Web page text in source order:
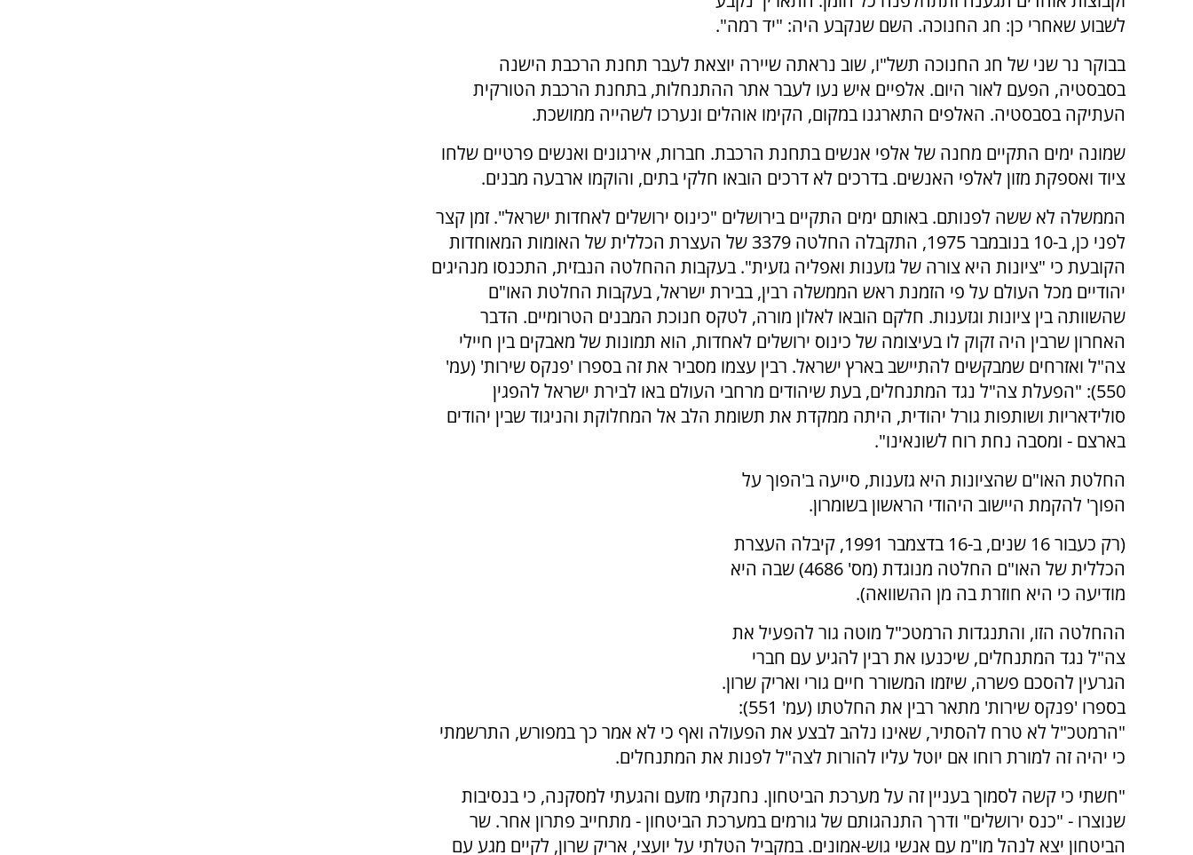
לשבוע שאחרי כן: חג החנוכה. השם שנקבע היה: "יד רמה".
בבוקר נר שני של חג החנוכה תשל"ו, שוב נראתה שיירה יוצאת לעבר תחנת הרכבת הישנה
בסבסטיה, הפעם לאור היום. אלפיים איש נעו לעבר אתר ההתנחלות, בתחנת הרכבת הטורקית
העתיקה בסבסטיה. האלפים התארגנו במקום, הקימו אוהלים ונערכו לשהייה ממושכת.
שמונה ימים התקיים מחנה של אלפי אנשים בתחנת הרכבת. חברות, אירגונים ואנשים פרטיים שלחו
ציוד ואספקת מזון לאלפי האנשים. בדרכים לא דרכים הובאו חלקי בתים, והוקמו ארבעה מבנים.
הממשלה לא ששה לפנותם. באותם ימים התקיים בירושלים "כינוס ירושלים לאחדות ישראל". זמן קצר
לפני כן, ב-10 בנובמבר 1975, התקבלה החלטה 3379 של העצרת הכללית של האומות המאוחדות
הקובעת כי "ציונות היא צורה של גזענות ואפליה גזעית". בעקבות ההחלטה הנבזית, התכנסו מנהיגים
יהודיים מכל העולם על פי הזמנת ראש הממשלה רבין, בבירת ישראל, בעקבות החלטת האו"ם
שהשוותה בין ציונות וגזענות. חלקם הובאו לאלון מורה, לטקס חנוכת המבנים הטרומיים. הדבר
האחרון שרבין היה זקוק לו בעיצומה של כינוס ירושלים לאחדות, הוא תמונות של מאבקים בין חיילי
צה"ל ואזרחים שמבקשים להתיישב בארץ ישראל. רבין עצמו מסביר את זה בספרו 'פנקס שירות' (עמ'
550): "הפעלת צה"ל נגד המתנחלים, בעת שיהודים מרחבי העולם באו לבירת ישראל להפגין
סולידאריות ושותפות גורל יהודית, היתה ממקדת את תשומת הלב אל המחלוקת והניגוד שבין יהודים
בארצם - ומסבה נחת רוח לשונאינו".
החלטת האו"ם שהציונות היא גזענות, סייעה ב'הפוך על
הפוך' להקמת היישוב היהודי הראשון בשומרון.
(רק כעבור 16 שנים, ב-16 בדצמבר 1991, קיבלה העצרת
הכללית של האו"ם החלטה מנוגדת (מס' 4686) שבה היא
מודיעה כי היא חוזרת בה מן ההשוואה).
ההחלטה הזו, והתנגדות הרמטכ"ל מוטה גור להפעיל את
צה"ל נגד המתנחלים, שיכנעו את רבין להגיע עם חברי
הגרעין להסכם פשרה, שיזמו המשורר חיים גורי ואריק שרון.
בספרו 'פנקס שירות' מתאר רבין את החלטתו (עמ' 551):
"הרמטכ"ל לא טרח להסתיר, שאינו נלהב לבצע את הפעולה ואף כי לא אמר כך במפורש, התרשמתי
כי יהיה זה למורת רוחו אם יוטל עליו להורות לצה"ל לפנות את המתנחלים.
"חשתי כי קשה לסמוך בעניין זה על מערכת הביטחון. נחנקתי מזעם והגעתי למסקנה, כי בנסיבות
שנוצרו - "כנס ירושלים" ודרך התנהגותם של גורמים במערכת הביטחון - מתחייב פתרון אחר. שר
הביטחון יצא לנהל מו"מ עם אנשי גוש-אמונים. במקביל הטלתי על יועצי, אריק שרון, לקיים מגע עם